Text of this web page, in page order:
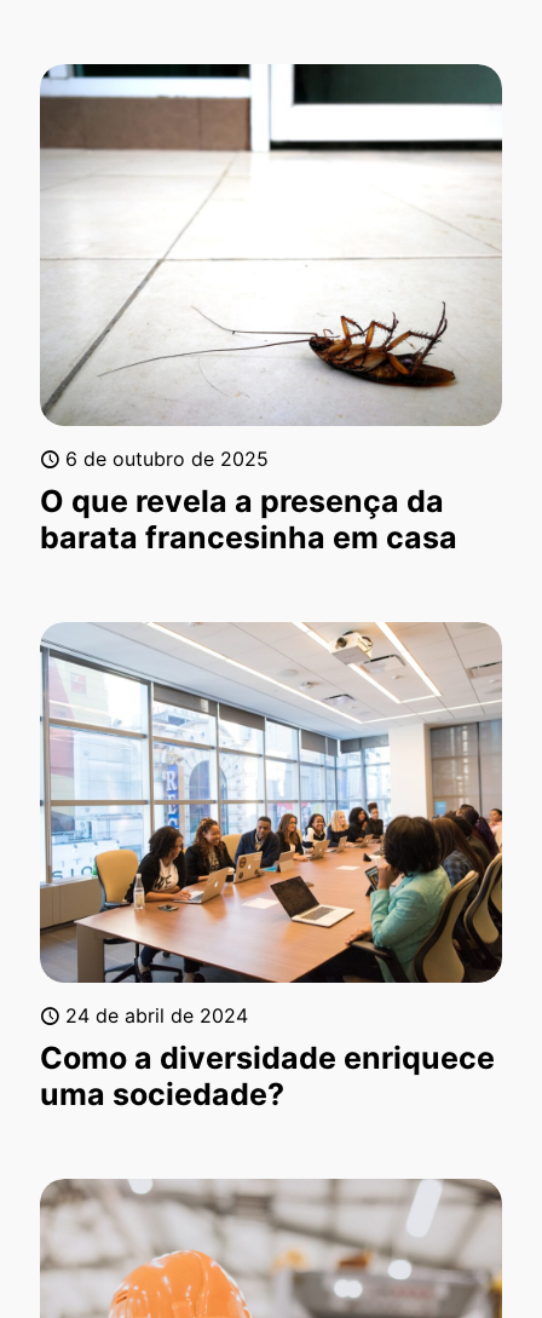
6 de outubro de 2025
O que revela a presença da
barata francesinha em casa
24 de abril de 2024
Como a diversidade enriquece
uma sociedade?